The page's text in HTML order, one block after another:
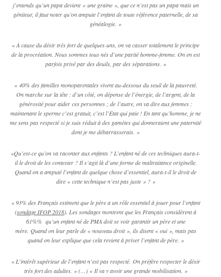
j’entends qu’un papa devient «une graine», que ce n’est pas un papa mais un
géniteur, il faut noter qu’on ampute l’enfant de toute référence paternelle, de sa
généalogie. »
«À cause du désir très fort de quelques-uns, on va casser totalement le principe
de la procréation. Nous sommes tous nés d’une parité homme-femme. On en est
parfois privé par des deuils, par des séparations. »
« 40% des familles monoparentales vivent au-dessous du seuil de la pauvreté.
On marche sur la tête : d’un côté, on dépense de l’énergie, de l’argent, de la
générosité pour aiderces personnes ; del’autre, on va dire aux femmes :
maintenant le sperme c’est gratuit, c’est l’État qui paie ! En tant qu’homme, je ne
me sens pas respecté si je suis réduit à des gamètes qui donneraient une paternité
dont je me débarrasserais. »
«Qu’est-ce qu’on va raconter aux enfants ? L’enfant né de ces techniques aura-t-
il le droit de les contester ? Il s’agit là d’une forme de maltraitance originelle.
Quand on a amputé l’enfant de quelque chose d’essentiel, aura-t-il le droit de
dire « cette technique n’est pas juste » ? »
«93% des Français estiment que le père a un rôle essentiel à jouer pour l’enfant
(sondage IFOP 2018). Les sondages montrent que les Français considèrent à
61%% qu’un enfant né de PMA doit se voir garantir un père et une
mère. Quand on leur parle de « nouveau droit », ils disent « oui », mais pas
quand on leur explique que cela revient à priver l’enfant de père. »
« L’intérêt supérieur de l’enfant n’est pas respecté. On préfère respecter le désir
très fort des adultes. » (…) « Il va y avoir une grande mobilisation. »